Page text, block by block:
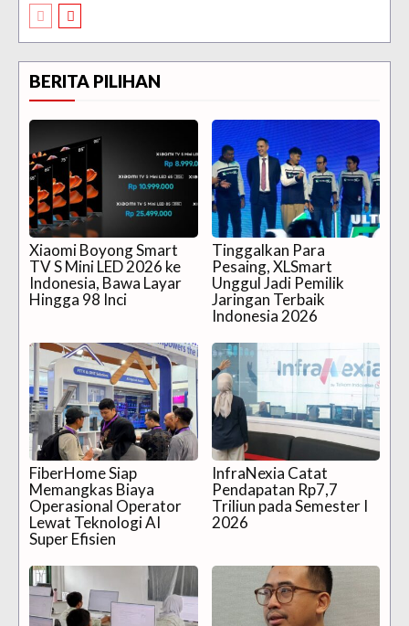
BERITA PILIHAN
Xiaomi Boyong Smart
TV S Mini LED 2026 ke
Indonesia, Bawa Layar
Hingga 98 Inci
Tinggalkan Para
Pesaing, XLSmart
Unggul Jadi Pemilik
Jaringan Terbaik
Indonesia 2026
FiberHome Siap
Memangkas Biaya
Operasional Operator
Lewat Teknologi AI
Super Efisien
InfraNexia Catat
Pendapatan Rp7,7
Triliun pada Semester I
2026